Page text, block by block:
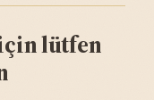
lütfen